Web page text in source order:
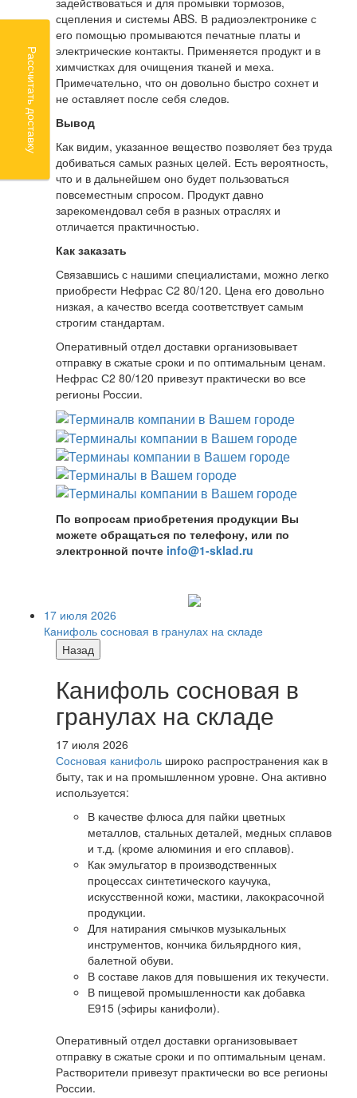
сцепления и системы ABS. В радиоэлектронике с
его помощью промываются печатные платы и
электрические контакты. Применяется продукт и в
химчистках для очищения тканей и меха.
Примечательно, что он довольно быстро сохнет и
не оставляет после себя следов.
Вывод
Как видим, указанное вещество позволяет без труда
добиваться самых разных целей. Есть вероятность,
что и в дальнейшем оно будет пользоваться
повсеместным спросом. Продукт давно
зарекомендовал себя в разных отраслях и
отличается практичностью.
Как заказать
Связавшись с нашими специалистами, можно легко
приобрести Нефрас С2 80/120. Цена его довольно
низкая, а качество всегда соответствует самым
строгим стандартам.
Оперативный отдел доставки организовывает
отправку в сжатые сроки и по оптимальным ценам.
Нефрас С2 80/120 привезут практически во все
регионы России.
По вопросам приобретения продукции Вы
можете обращаться по телефону, или по
электронной почте info@1-sklad.ru
17 июля 2026
Канифоль сосновая в гранулах на складе
Назад
Канифоль сосновая в
гранулах на складе
17 июля 2026
Сосновая канифоль широко распространения как в
быту, так и на промышленном уровне. Она активно
используется:
В качестве флюса для пайки цветных
металлов, стальных деталей, медных сплавов
и т.д. (кроме алюминия и его сплавов).
Как эмульгатор в производственных
процессах синтетического каучука,
искусственной кожи, мастики, лакокрасочной
продукции.
Для натирания смычков музыкальных
инструментов, кончика бильярдного кия,
балетной обуви.
В составе лаков для повышения их текучести.
В пищевой промышленности как добавка
Е915 (эфиры канифоли).
Оперативный отдел доставки организовывает
отправку в сжатые сроки и по оптимальным ценам.
Растворители привезут практически во все регионы
России.
Рассчитать доставку